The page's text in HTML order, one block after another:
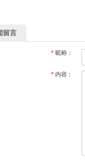
留言
* 昵称：
* 内容：